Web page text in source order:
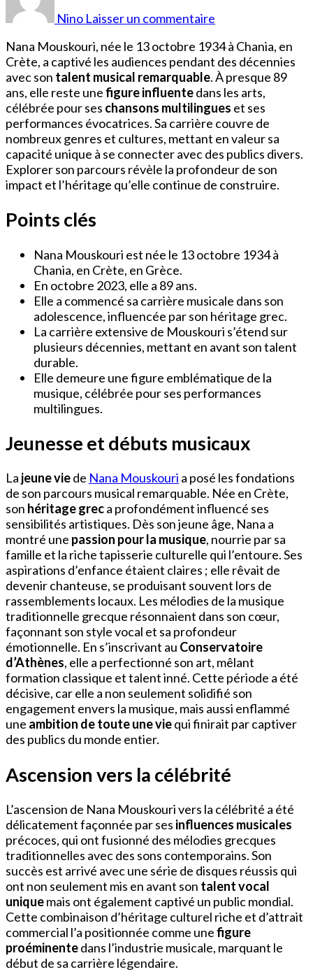
Nino Laisser un commentaire
Nana
Mouskouri
Nana Mouskouri, née le 13 octobre 1934 à Chania, en
Crète, a captivé les audiences pendant des décennies
avec son talent musical remarquable. À presque 89
ans, elle reste unefigure influentedans les arts,
célébrée pour ses chansons multilingues et ses
performances évocatrices. Sa carrière couvre de
nombreux genres et cultures, mettant en valeur sa
capacité unique à se connecter avec des publics divers.
Explorer son parcours révèle la profondeur de son
impact et l’héritage qu’elle continue de construire.
Points clés
Nana Mouskouri est née le 13 octobre 1934 à
Chania, en Crète, en Grèce.
En octobre 2023, elle a 89 ans.
Elle a commencé sa carrière musicale dans son
adolescence, influencée par son héritage grec.
La carrière extensive de Mouskouri s’étend sur
plusieurs décennies, mettant en avant son talent
durable.
Elle demeure une figure emblématique de la
musique, célébrée pour ses performances
multilingues.
Jeunesse et débuts musicaux
La jeune viede Nana Mouskouri a posé les fondations
de son parcours musical remarquable. Née en Crète,
son héritage greca profondément influencé ses
sensibilités artistiques. Dès son jeune âge, Nana a
montré une passion pour la musique, nourrie par sa
famille et la riche tapisserie culturelle qui l’entoure. Ses
aspirations d’enfance étaient claires ; elle rêvait de
devenir chanteuse, se produisant souvent lors de
rassemblements locaux. Les mélodies de la musique
traditionnelle grecque résonnaient dans son cœur,
façonnant son style vocal et sa profondeur
émotionnelle. En s’inscrivant au Conservatoire
d’Athènes, elle a perfectionné son art, mêlant
formation classique et talent inné. Cette période a été
décisive, car elle a non seulement solidifié son
engagement envers la musique, mais aussi enflammé
une ambition de toute une viequi finirait par captiver
des publics du monde entier.
Ascension vers la célébrité
L’ascension de Nana Mouskouri vers la célébrité a été
délicatement façonnée par ses influences musicales
précoces, qui ont fusionné des mélodies grecques
traditionnelles avec des sons contemporains. Son
succès est arrivé avec une série de disques réussis qui
ont non seulement mis en avant son talent vocal
uniquemais ont également captivé un public mondial.
Cette combinaison d’héritage culturel riche et d’attrait
commercial l’a positionnée comme unefigure
proéminentedans l’industrie musicale, marquant le
début de sa carrière légendaire.